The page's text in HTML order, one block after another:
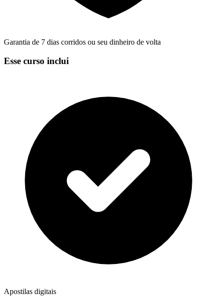
Garantia de 7 dias corridos ou seu dinheiro de volta
Esse curso inclui
Apostilas digitais